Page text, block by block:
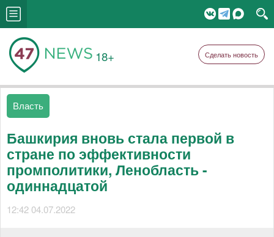
18+ Сделать новость
Власть
Башкирия вновь стала первой в
стране по эффективности
промполитики, Ленобласть -
одиннадцатой
12:42 04.07.2022